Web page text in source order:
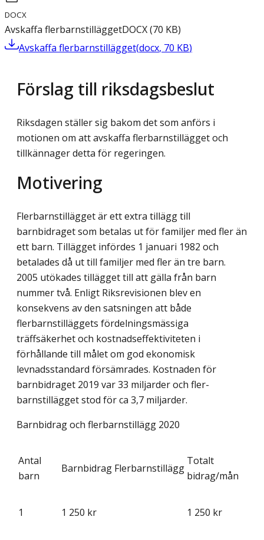
DOCX
Avskaffa flerbarnstilläggetDOCX(70 KB)
Avskaffa flerbarnstillägget(docx, 70 KB)
Förslag till riksdagsbeslut
Riksdagen ställer sig bakom det som anförs i
motionen om att avskaffa flerbarnstillägget och
tillkännager detta för regeringen.
Motivering
Flerbarnstillägget är ett extra tillägg till
barnbidraget som betalas ut för familjer med fler än
ett barn. Tillägget infördes 1 januari 1982 och
betalades då ut till familjer med fler än tre barn.
2005 utökades tillägget till att gälla från barn
nummer två. Enligt Riksrevisionen blev en
konsekvens av den satsningen att både
flerbarnstilläggets fördelningsmässiga
träffsäkerhet och kostnadseffektiviteten i
förhållande till målet om god ekonomisk
levnadsstandard försämrades. Kostnaden för
barnbidraget 2019 var 33 miljarder och fler­
barnstillägget stod för ca 3,7 miljarder.
Barnbidrag och flerbarnstillägg 2020
Antal
barn
Barnbidrag Flerbarnstillägg
Totalt
bidrag/mån
1 1 250 kr 1 250 kr